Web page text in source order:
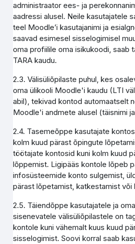
administraator ees- ja
aadressi alusel. Neile kasutajatele
teel Moodle’i kasutajanimi ja
saavad esimesel sisselogimisel
oma profiilile oma isikukoodi, saab
TARA kaudu.
2.3. Välisüliõpilaste puhul, kes
oma ülikooli Moodle'i kaudu (LTI
abil), tekivad kontod automaatselt
Moodle'i andmete alusel (täisnimi
2.4. Tasemeõppe kasutajate
kolm kuud pärast õpingute
töötajate kontosid kuni kolm kuud
lõppemist. Ligipääs kontole lõpeb
infosüsteemide konto sulgemist,
pärast lõpetamist, katkestamist või
2.5. Täiendõppe kasutajatele ja
sisenevatele välisüliõpilastele on
kontole kuni vähemalt kuus kuud
sisselogimist. Soovi korral saab